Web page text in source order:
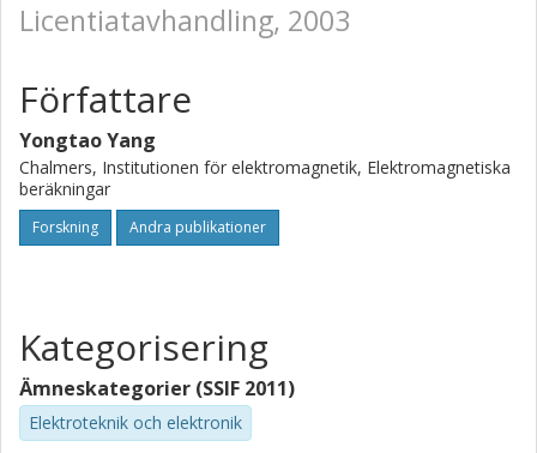
Licentiatavhandling, 2003
Författare
Yongtao Yang
Chalmers, Institutionen för elektromagnetik, Elektromagnetiska
beräkningar
Forskning Andra publikationer
Kategorisering
Ämneskategorier (SSIF 2011)
Elektroteknik och elektronik